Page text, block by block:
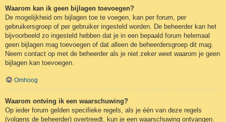
Waarom kan ik geen bijlagen toevoegen?
De mogelijkheid om bijlagen toe te voegen, kan per forum, per
gebruikersgroep of per gebruiker ingesteld worden. De beheerder kan het
bijvoorbeeld zo ingesteld hebben dat je in een bepaald forum helemaal
geen bijlagen mag toevoegen of dat alleen de beheerdersgroep dit mag.
Neem contact op met de beheerder als je niet zeker weet waarom je geen
bijlagen kan toevoegen.
Omhoog
Waarom ontving ik een waarschuwing?
Op ieder forum gelden specifieke regels, als je één van deze regels
(volgens de beheerder) overtreedt, kun je een waarschuwing ontvangen.